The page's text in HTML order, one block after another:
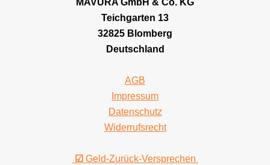
MAVURA GmbH & Co. KG
Teichgarten 13
32825 Blomberg
Deutschland
AGB
Impressum
Datenschutz
Widerrufsrecht
☑ Geld-Zurück-Versprechen